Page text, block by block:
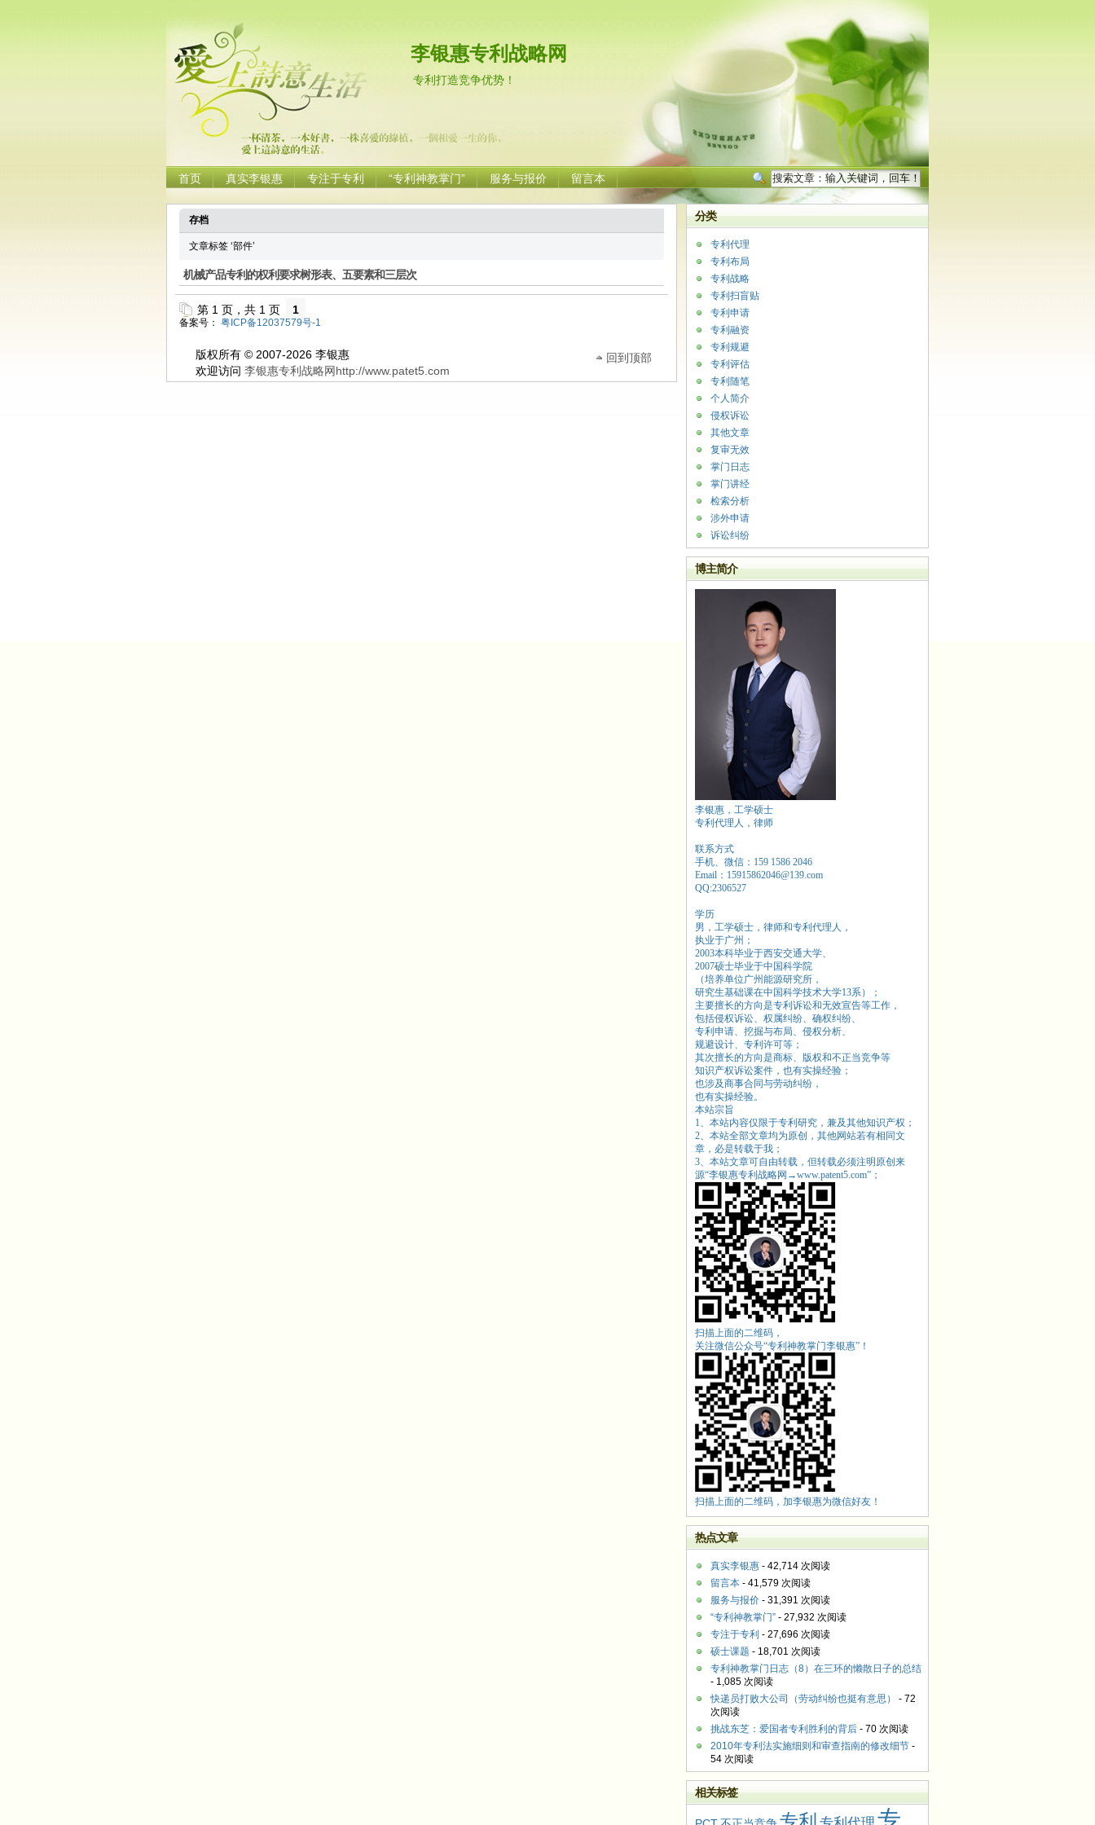
李银惠专利战略网
专利打造竞争优势！
首页 真实李银惠 专注于专利 “专利神教掌门” 服务与报价 留言本
存档
文章标签 ‘部件’
机械产品专利的权利要求树形表、五要素和三层次
第 1 页，共 1 页 1
备案号： 粤ICP备12037579号-1
回到顶部
版权所有 © 2007-2026 李银惠
欢迎访问 李银惠专利战略网http://www.patet5.com
分类
专利代理
专利布局
专利战略
专利扫盲贴
专利申请
专利融资
专利规避
专利评估
专利随笔
个人简介
侵权诉讼
其他文章
复审无效
掌门日志
掌门讲经
检索分析
涉外申请
诉讼纠纷
博主简介
李银惠，工学硕士
专利代理人，律师
联系方式
手机、微信：159 1586 2046
Email：15915862046@139.com
QQ:2306527
学历
男，工学硕士，律师和专利代理人，
执业于广州；
2003本科毕业于西安交通大学、
2007硕士毕业于中国科学院
（培养单位广州能源研究所，
研究生基础课在中国科学技术大学13系）；
主要擅长的方向是专利诉讼和无效宣告等工作，
包括侵权诉讼、权属纠纷、确权纠纷、
专利申请、挖掘与布局、侵权分析、
规避设计、专利许可等；
其次擅长的方向是商标、版权和不正当竞争等
知识产权诉讼案件，也有实操经验；
也涉及商事合同与劳动纠纷，
也有实操经验。
本站宗旨
1、本站内容仅限于专利研究，兼及其他知识产权；
2、本站全部文章均为原创，其他网站若有相同文
章，必是转载于我；
3、本站文章可自由转载，但转载必须注明原创来
源“李银惠专利战略网→www.patent5.com”；
扫描上面的二维码，
关注微信公众号“专利神教掌门李银惠”！
扫描上面的二维码，加李银惠为微信好友！
热点文章
真实李银惠 - 42,714 次阅读
留言本 - 41,579 次阅读
服务与报价 - 31,391 次阅读
“专利神教掌门” - 27,932 次阅读
专注于专利 - 27,696 次阅读
硕士课题 - 18,701 次阅读
专利神教掌门日志（8）在三环的懒散日子的总结
- 1,085 次阅读
快递员打败大公司（劳动纠纷也挺有意思）
- 72
次阅读
挑战东芝：爱国者专利胜利的背后 - 70 次阅读
2010年专利法实施细则和审查指南的修改细节 -
54 次阅读
相关标签
专